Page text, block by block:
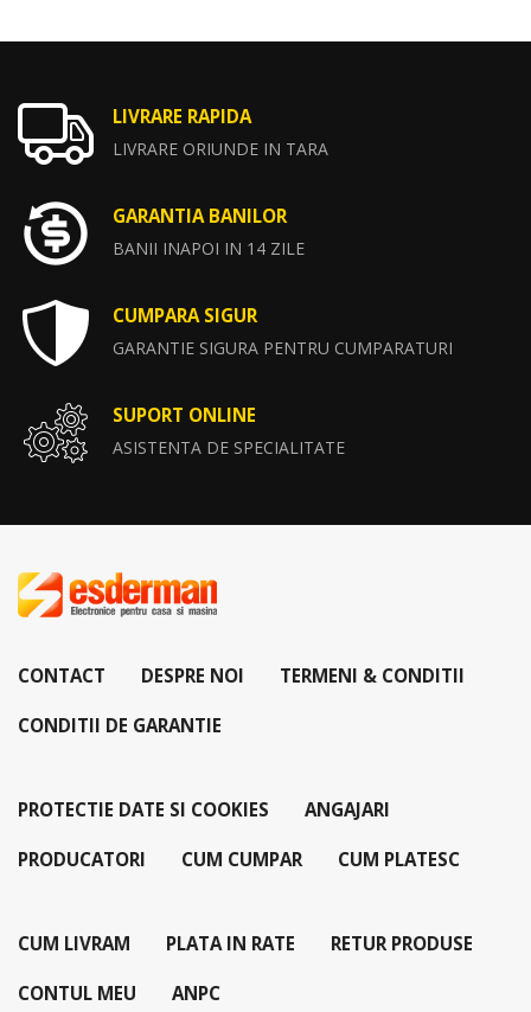
LIVRARE RAPIDA
LIVRARE ORIUNDE IN TARA
GARANTIA BANILOR
BANII INAPOI IN 14 ZILE
CUMPARA SIGUR
GARANTIE SIGURA PENTRU CUMPARATURI
SUPORT ONLINE
ASISTENTA DE SPECIALITATE
CONTACT DESPRE NOI TERMENI & CONDITII
CONDITII DE GARANTIE
PROTECTIE DATE SI COOKIES ANGAJARI
PRODUCATORI CUM CUMPAR CUM PLATESC
CUM LIVRAM PLATA IN RATE RETUR PRODUSE
CONTUL MEU ANPC